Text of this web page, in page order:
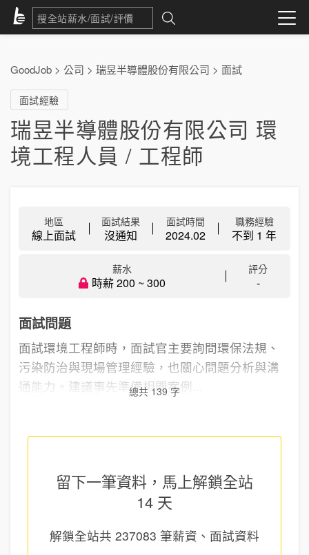
GoodJob > 公司 > 瑞昱半導體股份有限公司 > 面試
面試經驗
瑞昱半導體股份有限公司 環
境工程人員 / 工程師
地區
線上面試
面試結果
沒通知
面試時間
2024.02
職務經驗
不到 1 年
薪水
時薪 200 ~ 300
評分
-
面試問題
面試環境工程師時，面試官主要詢問環保法規、
污染防治與現場管理經驗，也關心問題分析與溝
通能力。建議事先準備相關案例...
總共 139 字
留下一筆資料，馬上解鎖全站
14 天
解鎖全站共 237083 筆薪資、面試資料